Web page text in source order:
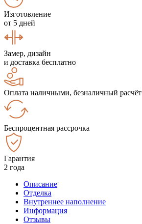
Изготовление
от 5 дней
Замер, дизайн
и доставка бесплатно
Оплата наличными, безналичный расчёт
Беспроцентная рассрочка
Гарантия
2 года
Описание
Отделка
Внутреннее наполнение
Информация
Отзывы